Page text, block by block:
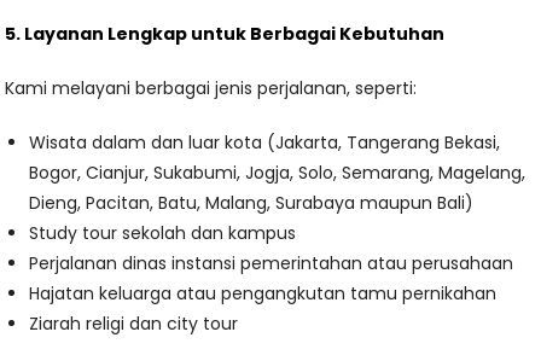
5. Layanan Lengkap untuk Berbagai Kebutuhan
Kami melayani berbagai jenis perjalanan, seperti:
Wisata dalam dan luar kota (Jakarta, Tangerang Bekasi,
Bogor, Cianjur, Sukabumi, Jogja, Solo, Semarang, Magelang,
Dieng, Pacitan, Batu, Malang, Surabaya maupun Bali)
Study tour sekolah dan kampus
Perjalanan dinas instansi pemerintahan atau perusahaan
Hajatan keluarga atau pengangkutan tamu pernikahan
Ziarah religi dan city tour